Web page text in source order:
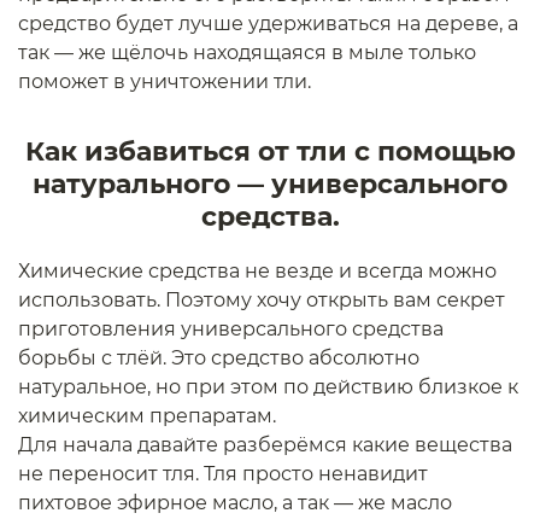
средство будет лучше удерживаться на дереве, а
так — же щёлочь находящаяся в мыле только
поможет в уничтожении тли.
Как избавиться от тли с помощью
натурального — универсального
средства.
Химические средства не везде и всегда можно
использовать. Поэтому хочу открыть вам секрет
приготовления универсального средства
борьбы с тлёй. Это средство абсолютно
натуральное, но при этом по действию близкое к
химическим препаратам.
Для начала давайте разберёмся какие вещества
не переносит тля. Тля просто ненавидит
пихтовое эфирное масло, а так — же масло